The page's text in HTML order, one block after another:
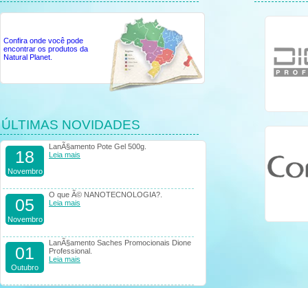
Confira onde você pode
encontrar os produtos da
Natural Planet.
ÚLTIMAS NOVIDADES
18
Novembro
LanÃ§amento Pote Gel 500g.
Leia mais
05
Novembro
O que Ã© NANOTECNOLOGIA?.
Leia mais
01
Outubro
LanÃ§amento Saches Promocionais Dione
Professional.
Leia mais